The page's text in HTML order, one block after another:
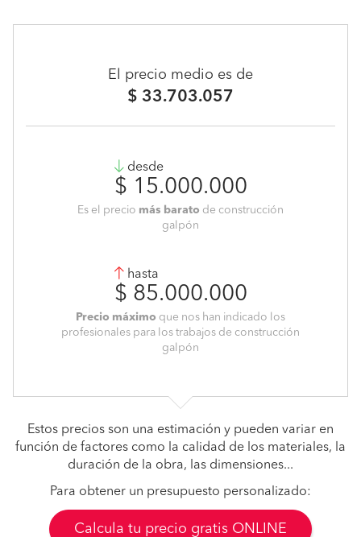
El precio medio es de
$ 33.703.057
desde
$ 15.000.000
Es el precio más barato de construcción
galpón
hasta
$ 85.000.000
Precio máximo que nos han indicado los
profesionales para los trabajos de construcción
galpón
Estos precios son una estimación y pueden variar en
función de factores como la calidad de los materiales, la
duración de la obra, las dimensiones...
Para obtener un presupuesto personalizado:
Calcula tu precio gratis ONLINE